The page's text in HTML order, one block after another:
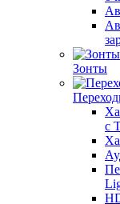
Зонты
с